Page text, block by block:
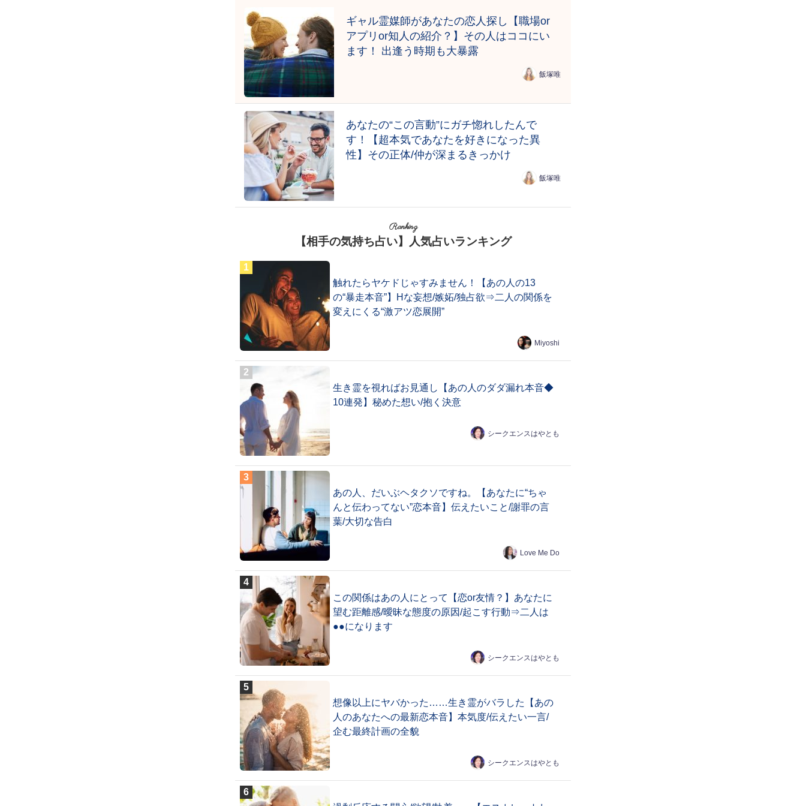
ギャル霊媒師があなたの恋人探し【職場or
アプリor知人の紹介？】その人はココにい
ます！ 出逢う時期も大暴露
飯塚唯
あなたの“この言動”にガチ惚れしたんで
す！【超本気であなたを好きになった異
性】その正体/仲が深まるきっかけ
飯塚唯
Ranking
【相手の気持ち占い】人気占いランキング
触れたらヤケドじゃすみません！【あの人の13
の“暴走本音”】Hな妄想/嫉妬/独占欲⇒二人の関係を
変えにくる“激アツ恋展開”
Miyoshi
生き霊を視ればお見通し【あの人のダダ漏れ本音◆
10連発】秘めた想い/抱く決意
シークエンスはやとも
あの人、だいぶヘタクソですね。【あなたに“ちゃ
んと伝わってない”恋本音】伝えたいこと/謝罪の言
葉/大切な告白
Love Me Do
この関係はあの人にとって【恋or友情？】あなたに
望む距離感/曖昧な態度の原因/起こす行動⇒二人は
●●になります
シークエンスはやとも
想像以上にヤバかった……生き霊がバラした【あの
人のあなたへの最新恋本音】本気度/伝えたい一言/
企む最終計画の全貌
シークエンスはやとも